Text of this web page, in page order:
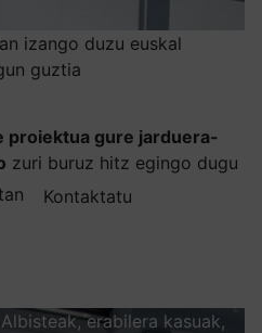
izango duzu euskal
guztia
proiektua gure jarduera-
zuri buruz hitz egingo dugu
Kontaktatu
Albisteak, erabilera kasuak,